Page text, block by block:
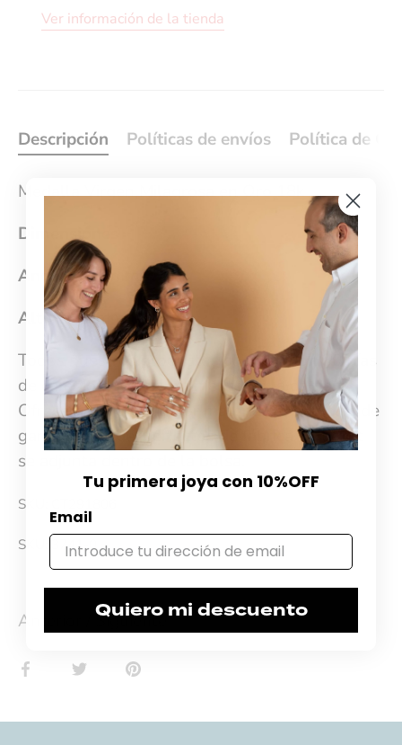
Ver información de la tienda
Descripción Políticas de envíos Política de
Medalla Virgen Milagrosa en Oro 18k
Dimensiones
Ancho:11.6mm
Altura:18mm
Todos nuestros productos cuentan con 30 días
de cambio desde el momento de la compra.
Ofrecemos garantía por materiales y 60 días de
garantía por desperfectos de fábrica. El ticket
se adjunta dentro de la bolsa.
SKU: CT291806
SKU: 3741-0
Anterior
Siguiente
CompartirTuitearHacer
Tu primera joya con 10%OFF
Email
Quiero mi descuento